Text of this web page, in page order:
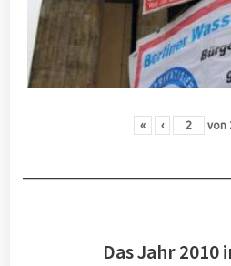
« ‹ von
Das Jahr 2010